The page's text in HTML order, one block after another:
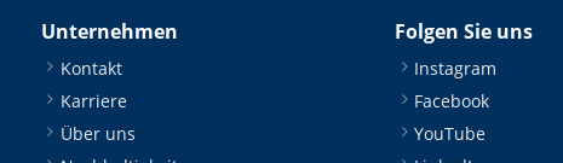
Unternehmen
Kontakt
Karriere
Über uns
Folgen Sie uns
Instagram
Facebook
YouTube